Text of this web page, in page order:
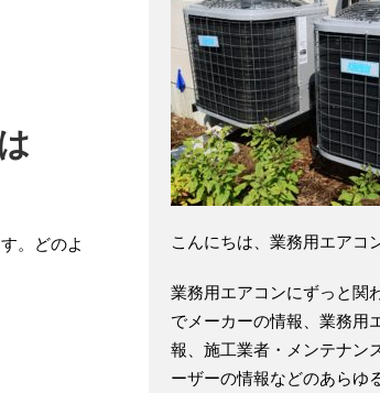
。どのよ
こんにちは、業務用エアコ
業務用エアコンにずっと関
でメーカーの情報、業務用
報、施工業者・メンテナン
ーザーの情報などのあらゆ